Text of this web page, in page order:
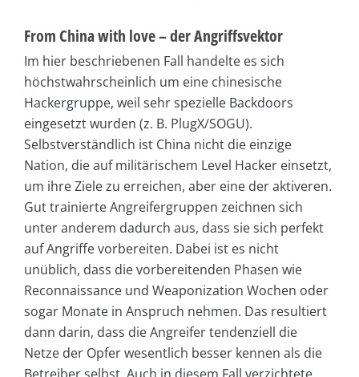
From China with love – der Angriffsvektor
Im hier beschriebenen Fall handelte es sich
höchstwahrscheinlich um eine chinesische
Hackergruppe, weil sehr spezielle Backdoors
eingesetzt wurden (z. B. PlugX/SOGU).
Selbstverständlich ist China nicht die einzige
Nation, die auf militärischem Level Hacker einsetzt,
um ihre Ziele zu erreichen, aber eine der aktiveren.
Gut trainierte Angreifergruppen zeichnen sich
unter anderem dadurch aus, dass sie sich perfekt
auf Angriffe vorbereiten. Dabei ist es nicht
unüblich, dass die vorbereitenden Phasen wie
Reconnaissance und Weaponization Wochen oder
sogar Monate in Anspruch nehmen. Das resultiert
dann darin, dass die Angreifer tendenziell die
Netze der Opfer wesentlich besser kennen als die